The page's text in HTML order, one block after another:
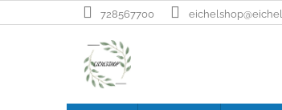
na
728567700